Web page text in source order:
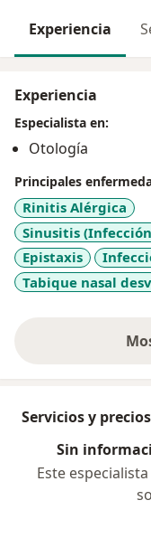
Experiencia
Experiencia
Especialista en:
Otología
Principales
Rinitis Alérgica
Sinusitis
Epistaxis
Tabique nasal
Servicios y precios
Sin
Este